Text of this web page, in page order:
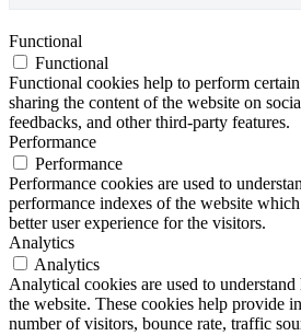
Functional
Functional
Functional cookies help to perform
sharing the content of the website on
feedbacks, and other third-party features.
Performance
Performance
Performance cookies are used to
performance indexes of the website
better user experience for the visitors.
Analytics
Analytics
Analytical cookies are used to
the website. These cookies help provide
number of visitors, bounce rate, traffic